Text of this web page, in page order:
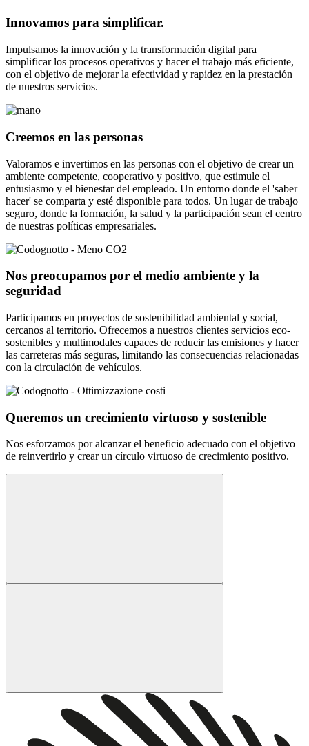
Innovamos para simplificar.
Impulsamos la innovación y la transformación digital para
simplificar los procesos operativos y hacer el trabajo más eficiente,
con el objetivo de mejorar la efectividad y rapidez en la prestación
de nuestros servicios.
Creemos en las personas
Valoramos e invertimos en las personas con el objetivo de crear un
ambiente competente, cooperativo y positivo, que estimule el
entusiasmo y el bienestar del empleado. Un entorno donde el 'saber
hacer' se comparta y esté disponible para todos. Un lugar de trabajo
seguro, donde la formación, la salud y la participación sean el centro
de nuestras políticas empresariales.
Nos preocupamos por el medio ambiente y la
seguridad
Participamos en proyectos de sostenibilidad ambiental y social,
cercanos al territorio. Ofrecemos a nuestros clientes servicios eco-
sostenibles y multimodales capaces de reducir las emisiones y hacer
las carreteras más seguras, limitando las consecuencias relacionadas
con la circulación de vehículos.
Queremos un crecimiento virtuoso y sostenible
Nos esforzamos por alcanzar el beneficio adecuado con el objetivo
de reinvertirlo y crear un círculo virtuoso de crecimiento positivo.